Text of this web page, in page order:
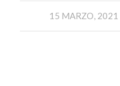
15 MARZO, 2021
/